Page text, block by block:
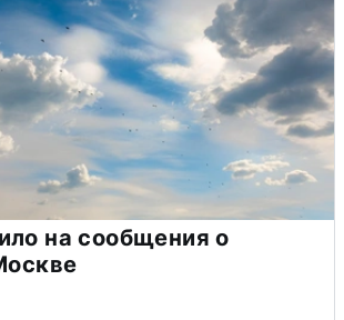
на сообщения о